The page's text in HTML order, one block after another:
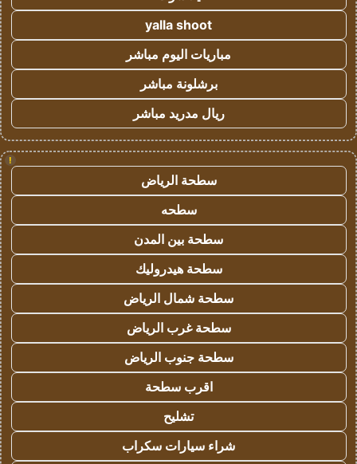
yalla shoot
مباريات اليوم مباشر
برشلونة مباشر
ريال مدريد مباشر
!
سطحة الرياض
سطحه
سطحة بين المدن
سطحة هيدروليك
سطحة شمال الرياض
سطحة غرب الرياض
سطحة جنوب الرياض
اقرب سطحة
تشليح
شراء سيارات سكراب